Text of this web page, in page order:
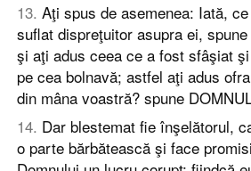
13. Aţi spus de asemenea: Iată,
suflat dispreţuitor asupra ei,
şi aţi adus ceea ce a fost sfâşiat
pe cea bolnavă; astfel aţi adus
din mâna voastră? spune
14. Dar blestemat fie înşelătorul,
o parte bărbătească şi face